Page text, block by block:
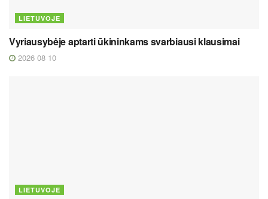
LIETUVOJE
Vyriausybėje aptarti ūkininkams svarbiausi klausimai
2026 08 10
LIETUVOJE